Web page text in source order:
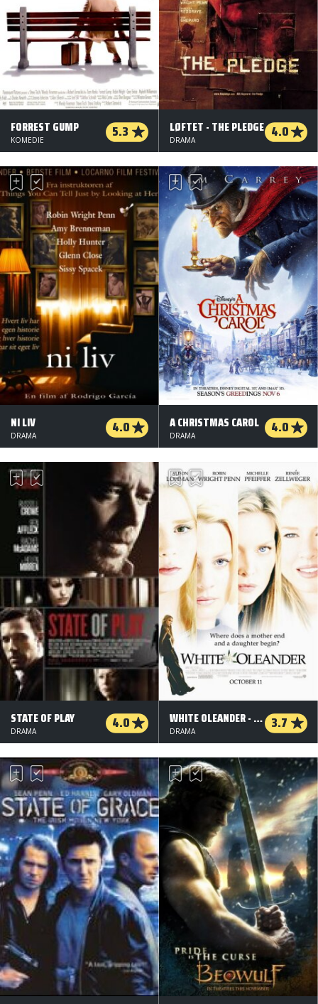
FORREST GUMP 5.3
KOMEDIE
LØFTET - THE PLEDGE 4.0
DRAMA
NI LIV 4.0
DRAMA
A CHRISTMAS CAROL 4.0
DRAMA
STATE OF PLAY 4.0
DRAMA
WHITE OLEANDER - HVID NERIE 3.7
DRAMA